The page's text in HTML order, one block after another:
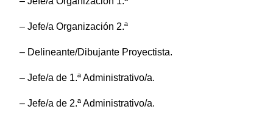
– Jefe/a Organización 2.ª
– Delineante/Dibujante Proyectista.
– Jefe/a de 1.ª Administrativo/a.
– Jefe/a de 2.ª Administrativo/a.